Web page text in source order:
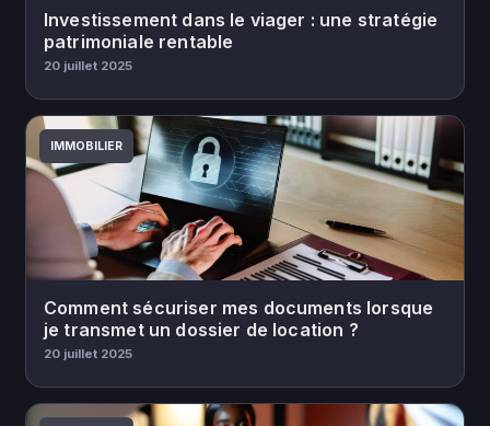
Investissement dans le viager : une stratégie
patrimoniale rentable
20 juillet 2025
IMMOBILIER
Comment sécuriser mes documents lorsque
je transmet un dossier de location ?
20 juillet 2025